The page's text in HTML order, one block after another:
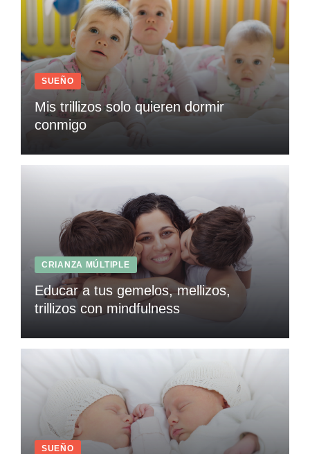
SUEÑO
Mis trillizos solo quieren dormir
conmigo
CRIANZA MÚLTIPLE
Educar a tus gemelos, mellizos,
trillizos con mindfulness
SUEÑO